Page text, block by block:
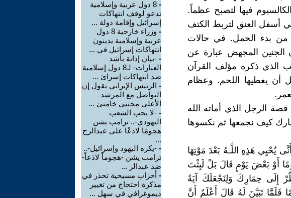
فيها لتصبح عظماً.
أسفل العنق لتربط الكتف
من بدء الحمل. في حالات
الجنين المجهض عبارة عن
الذي ذكره مؤلف القرآن
أن يغطيها اللحم. وعظام
الرجل الذي أماته الله
كيف نجمعها ثم نكسوها
يُحْيِي هَذِهِ اللَّـهُ بَعْدَ مَوْتِهَا
أَوْ بَعْضَ يَوْمٍ قَالَ بَلْ لَبِثْتَ
إِلَى حِمَارِكَ وَلِنَجْعَلَكَ آيَةً
فَلَمَّا تَبَيَّنَ لَهُ قَالَ أَعْلَمُ أَنَّ
-
8 دول عربية وإسلامية
تدعو لوقف انتهاكات
إسرائيل وإقامة دولة ...
-
وزراء خارجية 8 دول
عربية وإسلامية يدينون
انتهاكات إسرائيل في ...
- -بيان إدانة بأشد
العبارات- لـ8 دول إسلامية
ضد انتهاكات إسرائ ...
- الرئيس الإيراني يقول إن
التواصل مع المرشد
الأعلى مجتبى خامنئ ...
- -لا يحب الشعب
اليهودي-.. ترامب يشن
هجومًا لاذعًا على عبدالرح
...
- -يكره اليهود وإسرائيل-..
ترامب يشن -هجوماً لاذعاً-
ضد عبدالر ...
- أحزاب مسيحية تحذر في
مذكرة احتجاج من تغيير
ديموغرافي في سهل ...